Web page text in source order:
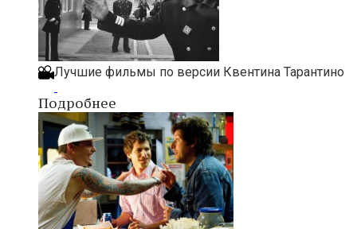
Лучшие фильмы по версии Квентина Тарантино
Подробнее